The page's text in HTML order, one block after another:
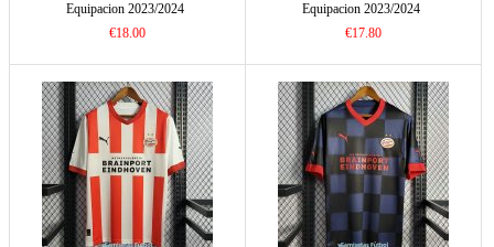
Equipacion 2023/2024
€18.00
Equipacion 2023/2024
€17.80